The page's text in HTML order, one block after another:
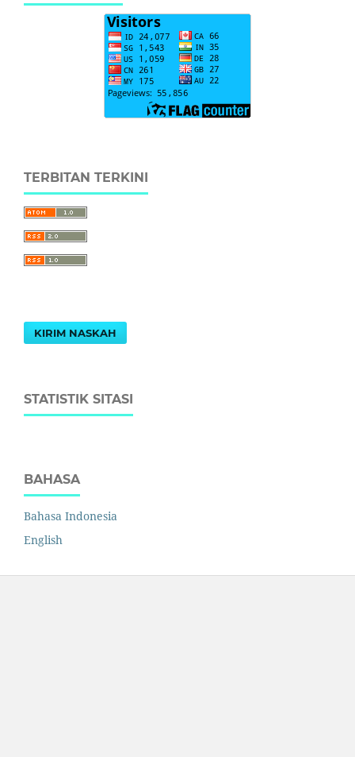
TERBITAN TERKINI
KIRIM NASKAH
STATISTIK SITASI
BAHASA
Bahasa Indonesia
English